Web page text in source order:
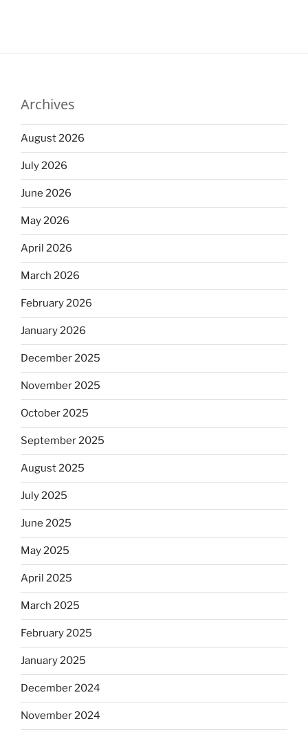
Archives
August 2026
July 2026
June 2026
May 2026
April 2026
March 2026
February 2026
January 2026
December 2025
November 2025
October 2025
September 2025
August 2025
July 2025
June 2025
May 2025
April 2025
March 2025
February 2025
January 2025
December 2024
November 2024